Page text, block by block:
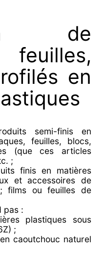
de
en
semi-finis en
feuilles, blocs,
(que ces articles
;
finis en matières
et accessoires de
films ou feuilles de
pas :
plastiques sous
;
caoutchouc naturel